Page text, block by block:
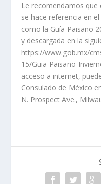
Le recomendamos
se hace referencia en
como la Guía Paisano
y descargada en la
https://www.gob.mx/
15/Guia-Paisano-
acceso a internet,
Consulado de México
N. Prospect Ave.,